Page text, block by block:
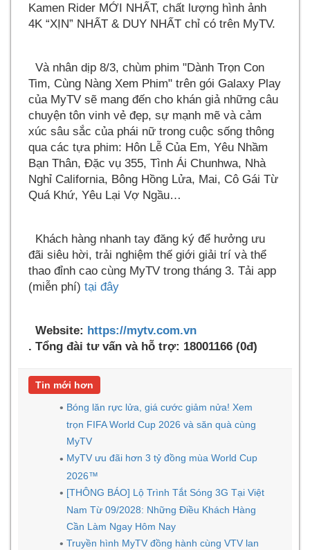
Kamen Rider MỚI NHẤT, chất lượng hình ảnh
4K “XỊN” NHẤT & DUY NHẤT chỉ có trên MyTV.
Và nhân dịp 8/3, chùm phim "Dành Trọn Con
Tim, Cùng Nàng Xem Phim" trên gói Galaxy Play
của MyTV sẽ mang đến cho khán giả những câu
chuyện tôn vinh vẻ đẹp, sự mạnh mẽ và cảm
xúc sâu sắc của phái nữ trong cuộc sống thông
qua các tựa phim: Hôn Lễ Của Em, Yêu Nhầm
Bạn Thân, Đặc vụ 355, Tình Ái Chunhwa, Nhà
Nghỉ California, Bông Hồng Lửa, Mai, Cô Gái Từ
Quá Khứ, Yêu Lại Vợ Ngầu
Khách hàng nhanh tay đăng ký để hưởng ưu
đãi siêu hời, trải nghiệm thế giới giải trí và thể
thao đỉnh cao cùng MyTV trong tháng 3. Tải app
(miễn phí) tại đây
Website: https://mytv.com.vn
. Tổng đài tư vấn và hỗ trợ: 18001166 (0đ)
Tin mới hơn
Bóng lăn rực lửa, giá cước giảm nửa! Xem
trọn FIFA World Cup 2026 và săn quà cùng
MyTV
MyTV ưu đãi hơn 3 tỷ đồng mùa World Cup
2026™
[THÔNG BÁO] Lộ Trình Tắt Sóng 3G Tại Việt
Nam Từ 09/2028: Những Điều Khách Hàng
Cần Làm Ngay Hôm Nay
Truyền hình MyTV đồng hành cùng VTV lan